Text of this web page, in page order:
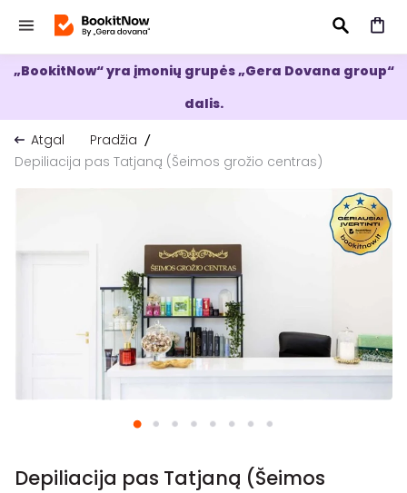
IEŠKOTI
„BookitNow“ yra įmonių grupės „Gera Dovana group“
dalis.
Atgal
Pradžia
Depiliacija pas Tatjaną (Šeimos grožio centras)
Depiliacija pas Tatjaną (Šeimos